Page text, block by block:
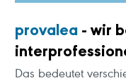
provalea- wir
Das bedeutet